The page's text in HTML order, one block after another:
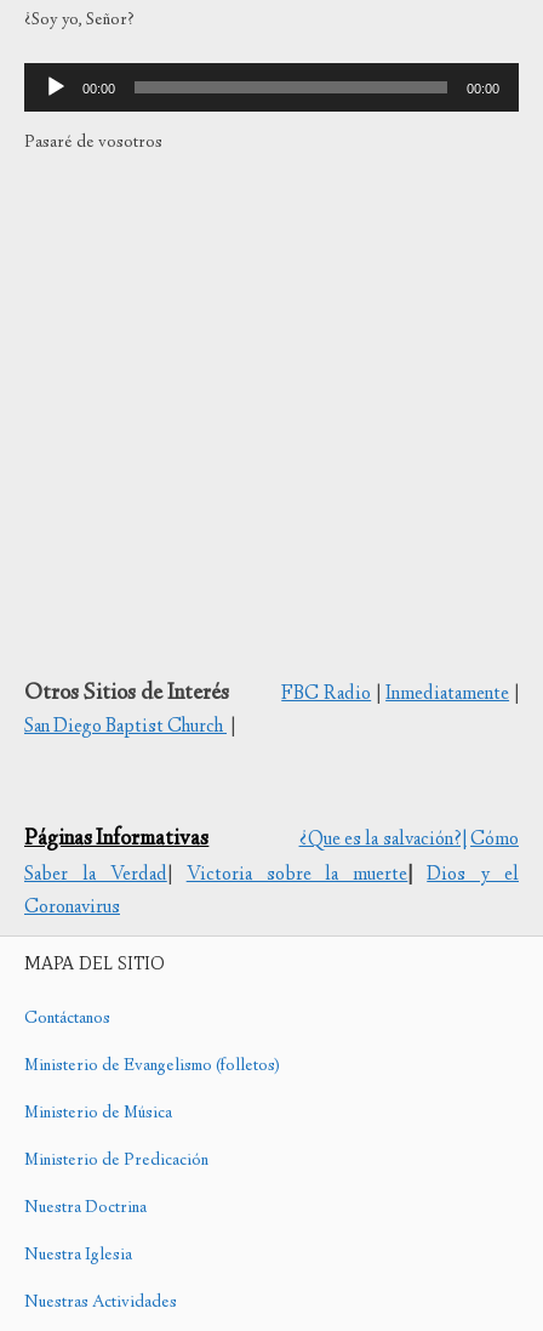
audio
¿Soy yo, Señor?
Reproductor
de
audio
00:00 00:00
Pasaré de vosotros
Otros Sitios de Interés FBC Radio|Inmediatamente
San Diego Baptist Church
Páginas Informativas ¿Que es la salvación?|Cómo
Saber la Verdad|Victoria sobre la muerte|
Dios y el
Coronavirus
MAPA DEL SITIO
Contáctanos
Ministerio de Evangelismo (folletos)
Ministerio de Música
Ministerio de Predicación
Nuestra Doctrina
Nuestra Iglesia
Nuestras Actividades